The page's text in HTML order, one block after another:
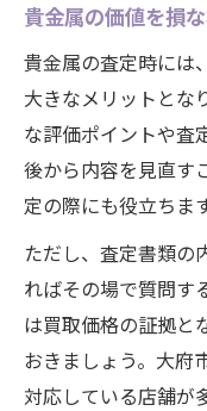
貴金属の価値を損
貴金属の査定時には
大きなメリットとな
な評価ポイントや査
後から内容を見直す
定の際にも役立ちます
ただし、査定書類の
ればその場で質問す
は買取価格の証拠と
おきましょう。大府
対応している店舗が